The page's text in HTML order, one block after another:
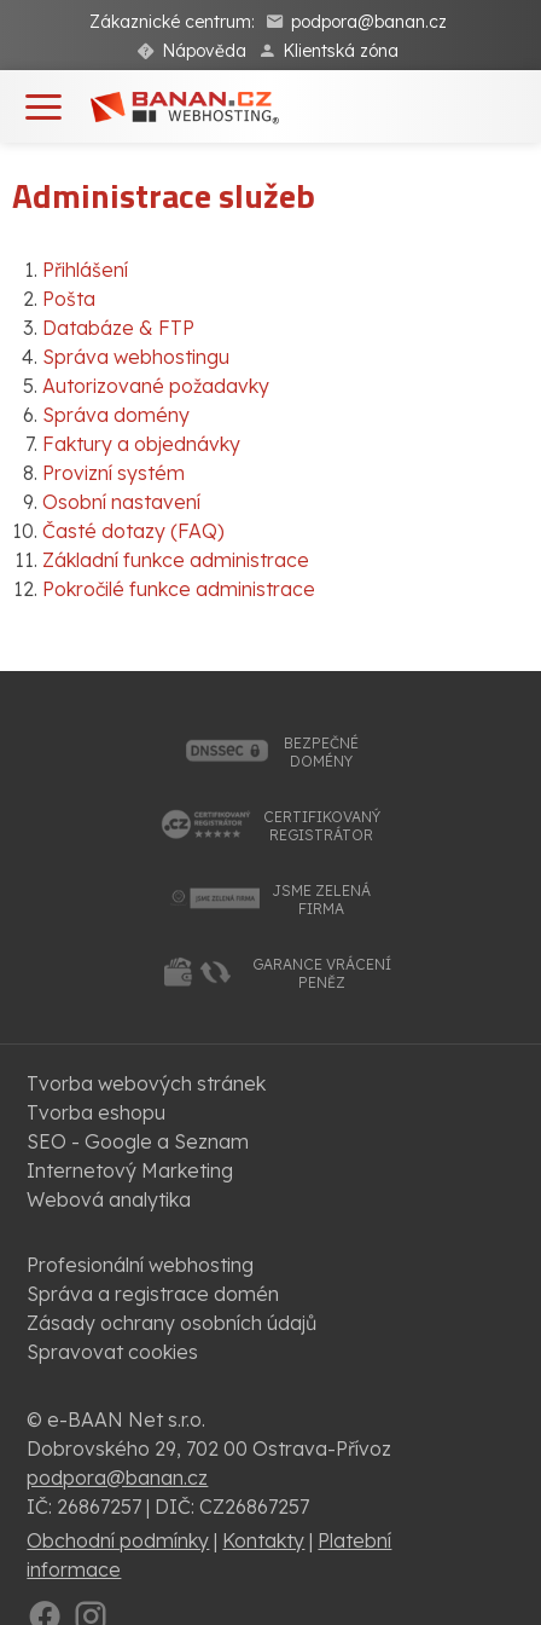
Zákaznické centrum:
podpora@banan.cz
Nápověda
Klientská zóna
Administrace služeb
Přihlášení
Pošta
Databáze & FTP
Správa webhostingu
Autorizované požadavky
Správa domény
Faktury a objednávky
Provizní systém
Osobní nastavení
Časté dotazy (FAQ)
Základní funkce administrace
Pokročilé funkce administrace
BEZPEČNÉ
DOMÉNY
CERTIFIKOVANÝ
REGISTRÁTOR
JSME ZELENÁ
FIRMA
GARANCE VRÁCENÍ
PENĚZ
Tvorba webových stránek
Tvorba eshopu
SEO - Google a Seznam
Internetový Marketing
Webová analytika
Profesionální webhosting
Správa a registrace domén
Zásady ochrany osobních údajů
Spravovat cookies
© e-BAAN Net s.r.o.
Dobrovského 29, 702 00 Ostrava-Přívoz
podpora@banan.cz
IČ: 26867257 | DIČ: CZ26867257
Obchodní podmínky | Kontakty | Platební
informace